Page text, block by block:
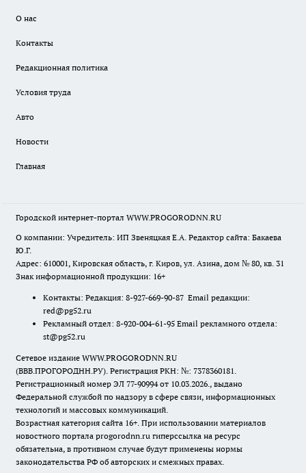
О нас
Контакты
Редакционная политика
Условия труда
Авто
Новости
Главная
Городской интернет-портал WWW.PROGORODNN.RU
О компании: Учредитель: ИП Звеняцкая Е.А. Редактор сайта: Бакаева
Ю.Г.
Адрес: 610001, Кировская область, г. Киров, ул. Азина, дом № 80, кв. 31
Знак информационной продукции: 16+
Контакты: Редакция: 8-927-669-90-87 Email редакции:
red@pg52.ru
Рекламный отдел: 8-920-004-61-95 Email рекламного отдела:
st@pg52.ru
Сетевое издание WWW.PROGORODNN.RU
(ВВВ.ПРОГОРОДНН.РУ). Регистрация РКН: №: 7378360181.
Регистрационный номер ЭЛ 77-90994 от 10.03.2026., выдано
Федеральной службой по надзору в сфере связи, информационных
технологий и массовых коммуникаций.
Возрастная категория сайта 16+. При использовании материалов
новостного портала progorodnn.ru гиперссылка на ресурс
обязательна, в противном случае будут применены нормы
законодательства РФ об авторских и смежных правах.